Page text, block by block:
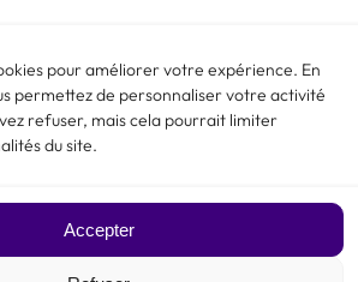
pour améliorer votre expérience. En
permettez de personnaliser votre activité
refuser, mais cela pourrait limiter
du site.
Accepter
créa